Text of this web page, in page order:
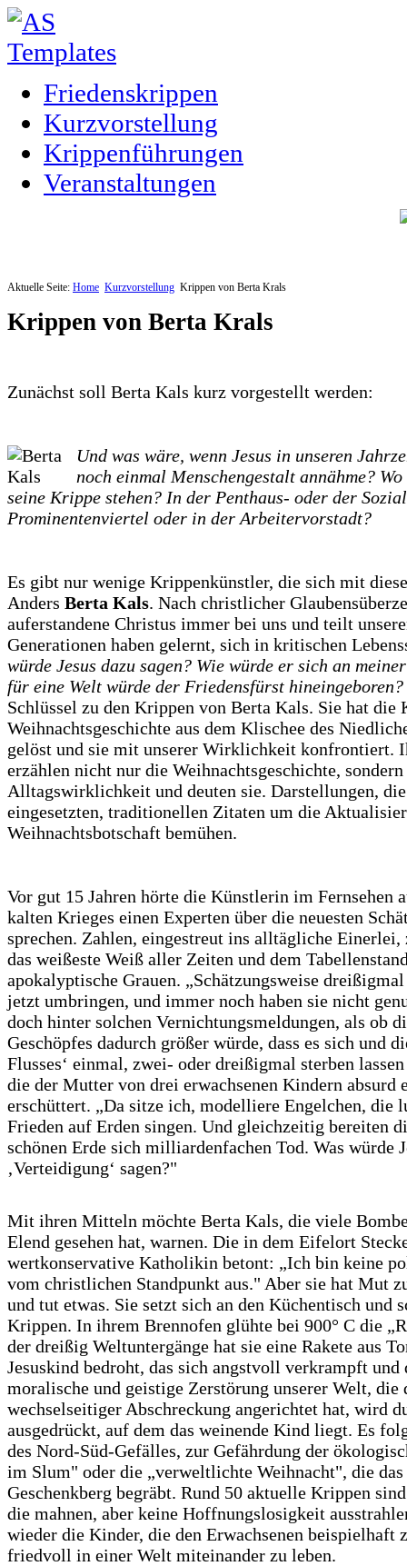
Friedenskrippen
Kurzvorstellung
Krippenführungen
Veranstaltungen
Aktuelle Seite: Home Kurzvorstellung Krippen von Berta Krals
Krippen von Berta Krals
Zunächst soll Berta Kals kurz vorgestellt werden:
Und was wäre, wenn Jesus in unseren
noch einmal Menschengestalt annähme?
seine Krippe stehen? In der Penthaus- oder der
Prominentenviertel oder in der Arbeitervorstadt?
Es gibt nur wenige Krippenkünstler, die sich mit
Anders Berta Kals. Nach christlicher
auferstandene Christus immer bei uns und teilt
Generationen haben gelernt, sich in kritischen
würde Jesus dazu sagen? Wie würde er sich an
für eine Welt würde der Friedensfürst hineingeboren?
Schlüssel zu den Krippen von Berta Kals. Sie hat die
Weihnachtsgeschichte aus dem Klischee des
gelöst und sie mit unserer Wirklichkeit konfrontiert.
erzählen nicht nur die Weihnachtsgeschichte,
Alltagswirklichkeit und deuten sie. Darstellungen,
eingesetzten, traditionellen Zitaten um die
Weihnachtsbotschaft bemühen.
Vor gut 15 Jahren hörte die Künstlerin im Fernsehen
kalten Krieges einen Experten über die neuesten
sprechen. Zahlen, eingestreut ins alltägliche
das weißeste Weiß aller Zeiten und dem
apokalyptische Grauen. „Schätzungsweise
jetzt umbringen, und immer noch haben sie nicht
doch hinter solchen Vernichtungsmeldungen, als ob
Geschöpfes dadurch größer würde, dass es sich und
Flusses‘ einmal, zwei- oder dreißigmal sterben
die der Mutter von drei erwachsenen Kindern absurd
erschüttert. „Da sitze ich, modelliere Engelchen, die
Frieden auf Erden singen. Und gleichzeitig bereiten
schönen Erde sich milliardenfachen Tod. Was würde
‚Verteidigung‘ sagen?"
Mit ihren Mitteln möchte Berta Kals, die viele
Elend gesehen hat, warnen. Die in dem Eifelort
wertkonservative Katholikin betont: „Ich bin keine
vom christlichen Standpunkt aus." Aber sie hat Mut
und tut etwas. Sie setzt sich an den Küchentisch und
Krippen. In ihrem Brennofen glühte bei 900° C die
der dreißig Weltuntergänge hat sie eine Rakete aus
Jesuskind bedroht, das sich angstvoll verkrampft
moralische und geistige Zerstörung unserer Welt, die
wechselseitiger Abschreckung angerichtet hat, wird
ausgedrückt, auf dem das weinende Kind liegt. Es
des Nord-Süd-Gefälles, zur Gefährdung der
im Slum" oder die „verweltlichte Weihnacht", die
Geschenkberg begräbt. Rund 50 aktuelle Krippen
die mahnen, aber keine Hoffnungslosigkeit
wieder die Kinder, die den Erwachsenen beispielhaft
friedvoll in einer Welt miteinander zu leben.